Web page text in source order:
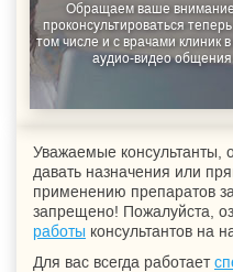
Обращаем ваше
проконсультироваться
том числе и с врачами клиник
аудио-видео
Уважаемые консультанты,
давать назначения или
применению препаратов
запрещено! Пожалуйста,
работы консультантов на
Для вас всегда работает